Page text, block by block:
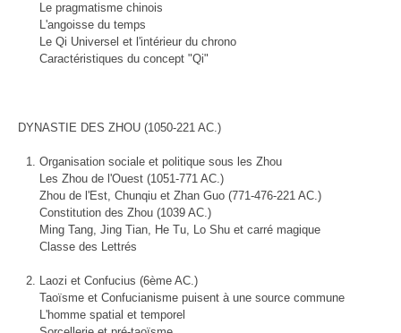
Le pragmatisme chinois
L'angoisse du temps
Le Qi Universel et l'intérieur du chrono
Caractéristiques du concept "Qi"
DYNASTIE DES ZHOU (1050-221 AC.)
Organisation sociale et politique sous les Zhou
Les Zhou de l'Ouest (1051-771 AC.)
Zhou de l'Est, Chunqiu et Zhan Guo (771-476-221 AC.)
Constitution des Zhou (1039 AC.)
Ming Tang, Jing Tian, He Tu, Lo Shu et carré magique
Classe des Lettrés
Laozi et Confucius (6ème AC.)
Taoïsme et Confucianisme puisent à une source commune
L'homme spatial et temporel